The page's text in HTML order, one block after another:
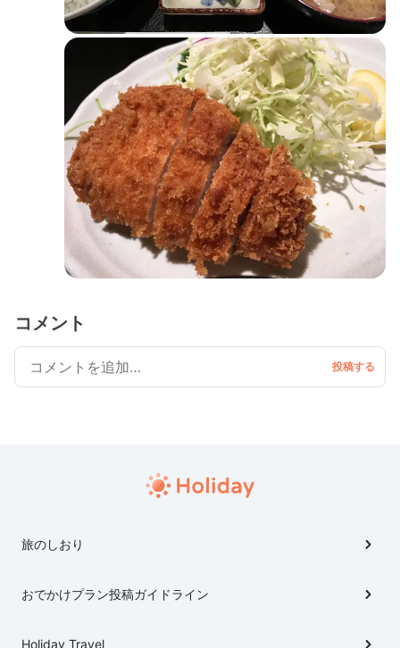
コメント
旅のしおり
おでかけプラン投稿ガイドライン
Holiday Travel